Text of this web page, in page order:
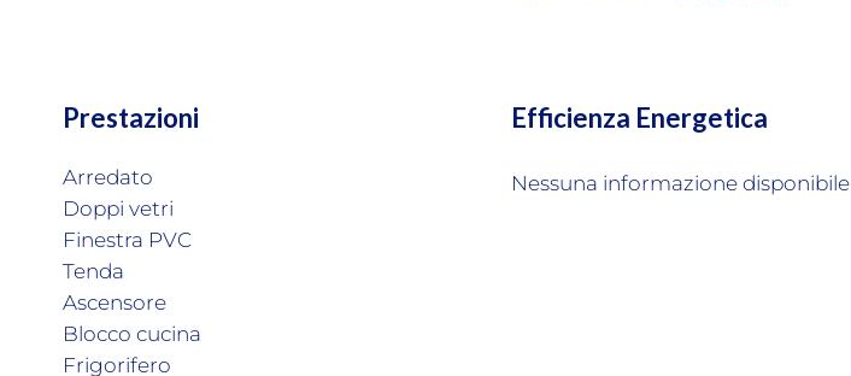
Prestazioni
Arredato
Doppi vetri
Finestra PVC
Tenda
Ascensore
Blocco cucina
Frigorifero
Efficienza Energetica
Nessuna informazione disponibile